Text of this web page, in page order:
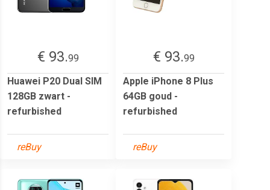
€ 93.99
Huawei P20 Dual SIM
128GB zwart -
refurbished
reBuy
€ 93.99
Apple iPhone 8 Plus
64GB goud -
refurbished
reBuy